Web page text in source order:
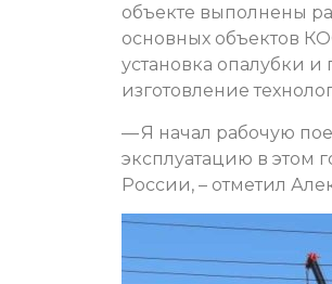
объекте выполнены
основных объектов
установка опалубки
изготовление
— Я начал рабочую
эксплуатацию в этом
России, – отметил